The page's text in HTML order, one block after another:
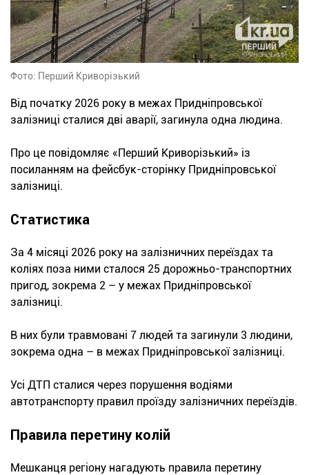
Фото: Перший Криворізький
Від початку 2026 року в межах Придніпровської
залізниці сталися дві аварії, загинула одна людина.
Про це повідомляє «Перший Криворізький» із
посиланням на фейсбук-сторінку Придніпровської
залізниці.
Статистика
За 4 місяці 2026 року на залізничних переїздах та
коліях поза ними сталося 25 дорожньо-транспортних
пригод, зокрема 2 – у межах Придніпровської
залізниці.
В них були травмовані 7 людей та загинули 3 людини,
зокрема одна – в межах Придніпровської залізниці.
Усі ДТП сталися через порушення водіями
автотранспорту правил проїзду залізничних переїздів.
Правила перетину колій
Мешканця регіону нагадують правила перетину